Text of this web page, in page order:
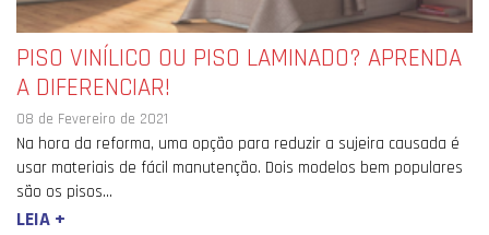
PISO VINÍLICO OU PISO LAMINADO? APRENDA
A DIFERENCIAR!
08 de Fevereiro de 2021
Na hora da reforma, uma opção para reduzir a sujeira causada é
usar materiais de fácil manutenção. Dois modelos bem populares
são os pisos...
LEIA +